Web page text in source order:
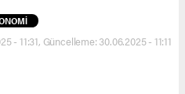
- 11:31, Güncelleme: 30.06.2025 - 11:11